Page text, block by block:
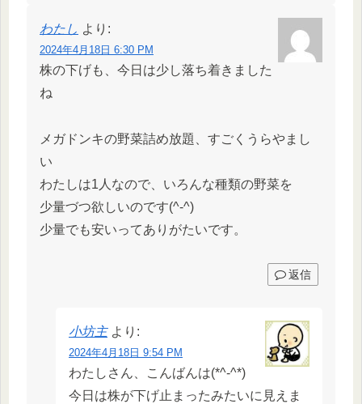
わたし より:
2024年4月18日 6:30 PM
株の下げも、今日は少し落ち着きました
ね
メガドンキの野菜詰め放題、すごくうらやまし
い
わたしは1人なので、いろんな種類の野菜を
少量づつ欲しいのです(^-^)
少量でも安いってありがたいです。
返信
小坊主 より:
2024年4月18日 9:54 PM
わたしさん、こんばんは(*^-^*)
今日は株が下げ止まったみたいに見えま